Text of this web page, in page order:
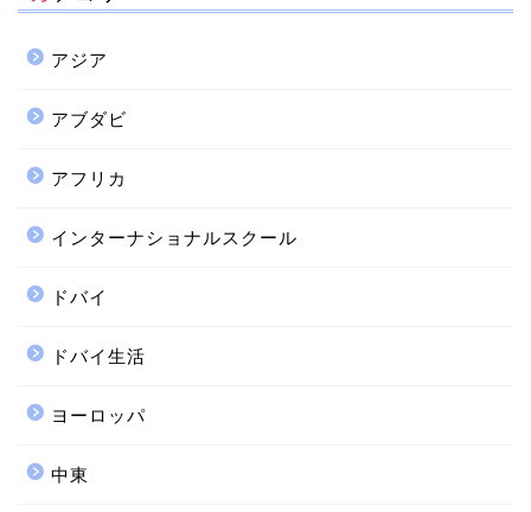
アジア
アブダビ
アフリカ
インターナショナルスクール
ドバイ
ドバイ生活
ヨーロッパ
中東